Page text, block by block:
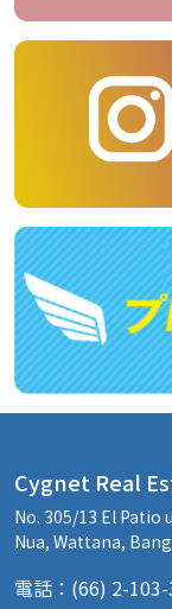
Cygnet Real
No. 305/13 El
Nua, Wattana,
電話：(66) 2-